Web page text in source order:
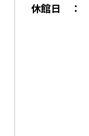
休館日 ：